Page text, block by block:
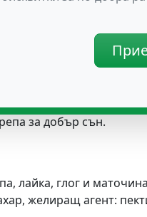
с известни
и регулиране на
за деца с диетични
непоносимости.
формула, която
за добър сън.
лайка, глог и
желиращ агент: